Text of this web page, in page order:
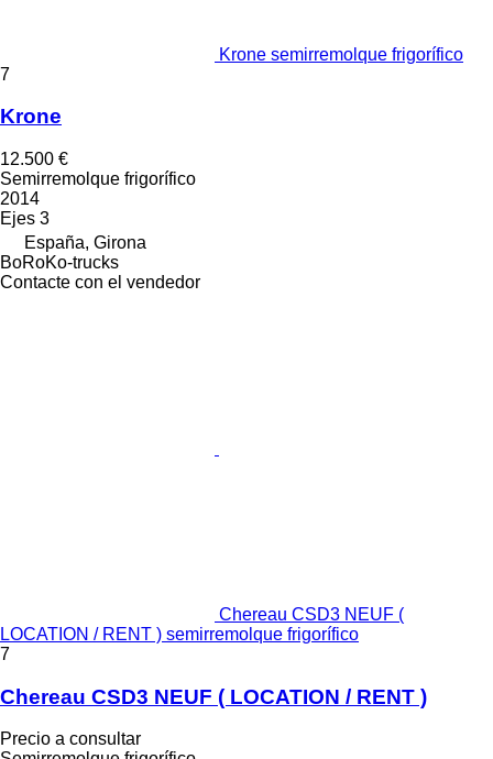
Krone semirremolque frigorífico
7
Krone
12.500 €
Semirremolque frigorífico
2014
Ejes 3
España, Girona
BoRoKo-trucks
Contacte con el vendedor
Chereau CSD3 NEUF (
LOCATION / RENT ) semirremolque frigorífico
7
Chereau CSD3 NEUF ( LOCATION / RENT )
Precio a consultar